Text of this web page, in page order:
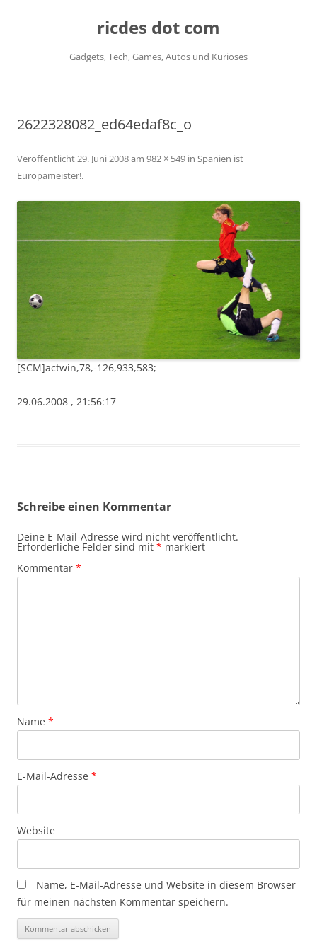
ricdes dot com
Gadgets, Tech, Games, Autos und Kurioses
2622328082_ed64edaf8c_o
Veröffentlicht29. Juni 2008am 982 × 549 in Spanien ist
Europameister!.
[SCM]actwin,78,-126,933,583;
29.06.2008 , 21:56:17
Schreibe einen Kommentar
Deine E-Mail-Adresse wird nicht veröffentlicht.
Erforderliche Felder sind mit * markiert
Kommentar *
Name *
E-Mail-Adresse *
Website
Name, E-Mail-Adresse und Website in diesem Browser
für meinen nächsten Kommentar speichern.